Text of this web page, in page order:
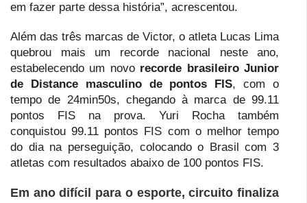
em fazer parte dessa história”, acrescentou.
Além das três marcas de Victor, o atleta Lucas Lima
quebrou mais um recorde nacional neste ano,
estabelecendo um novo recorde brasileiro Junior
de Distance masculino de pontos FIS, com o
tempo de 24min50s, chegando à marca de 99.11
pontos FIS na prova. Yuri Rocha também
conquistou 99.11 pontos FIS com o melhor tempo
do dia na perseguição, colocando o Brasil com 3
atletas com resultados abaixo de 100 pontos FIS.
Em ano difícil para o esporte, circuito finaliza